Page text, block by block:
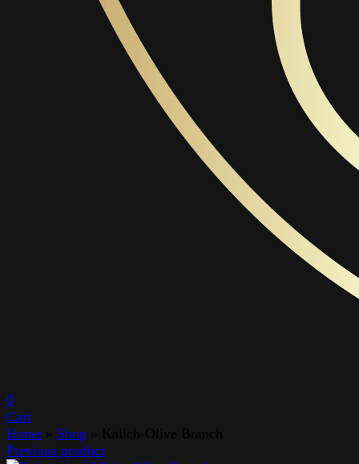
0
Cart
Home
Shop
Previous product